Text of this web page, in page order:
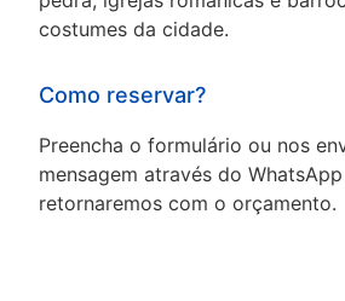
costumes da cidade.
Como reservar?
Preencha o formulário ou nos
mensagem através do
retornaremos com o orçamento.